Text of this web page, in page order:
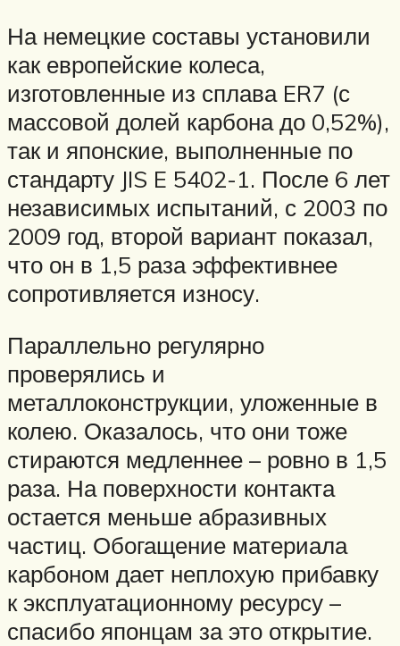
На немецкие составы установили
как европейские колеса,
изготовленные из сплава ER7 (с
массовой долей карбона до 0,52%),
так и японские, выполненные по
стандарту JIS E 5402-1. После 6 лет
независимых испытаний, с 2003 по
2009 год, второй вариант показал,
что он в 1,5 раза эффективнее
сопротивляется износу.
Параллельно регулярно
проверялись и
металлоконструкции, уложенные в
колею. Оказалось, что они тоже
стираются медленнее – ровно в 1,5
раза. На поверхности контакта
остается меньше абразивных
частиц. Обогащение материала
карбоном дает неплохую прибавку
к эксплуатационному ресурсу –
спасибо японцам за это открытие.